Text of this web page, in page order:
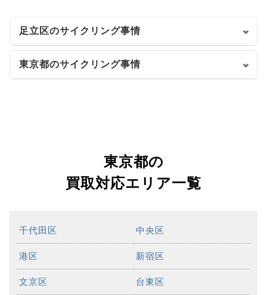
足立区のサイクリング事情
東京都のサイクリング事情
東京都の
買取対応エリア一覧
千代田区 中央区
港区 新宿区
文京区 台東区